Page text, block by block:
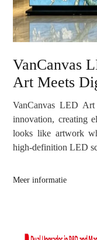
VanCanvas
Art Meets
VanCanvas LED
innovation, creating
looks like artwork
high-definition LED
Meer informatie